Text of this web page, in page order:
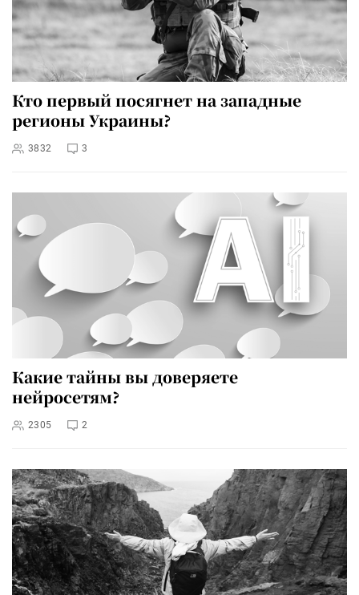
Кто первый посягнет на западные
регионы Украины?
3832 3
Какие тайны вы доверяете
нейросетям?
2305 2